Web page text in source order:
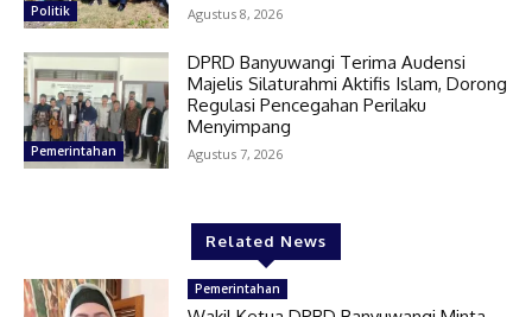
Politik Agustus 8, 2026
Pemerintahan
DPRD Banyuwangi Terima Audensi
Majelis Silaturahmi Aktifis Islam, Dorong
Regulasi Pencegahan Perilaku
Menyimpang
Agustus 7, 2026
Related News
Pemerintahan